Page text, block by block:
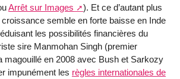
Arrêt sur Images
). Et ce d’autant plus
semble en forte baisse en Inde
les possibilités financières du
sire Manmohan Singh (premier
magouillé en 2008 avec Bush et Sarkozy
impunément les règles internationales de